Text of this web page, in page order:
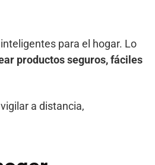
para el hogar. Lo
productos seguros, fáciles
a distancia,